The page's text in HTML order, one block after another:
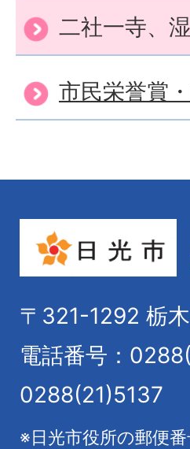
二社一寺、
市民栄誉賞
〒321-1292 栃
電話番号：
0288(21)5137
※日光市役所の郵便